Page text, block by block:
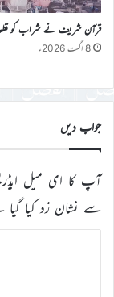
قرآن شریف نے شراب کو قطعاً
8 اگست 2026ء
جواب دیں
آپ کا ای میل
سے نشان زد کیا